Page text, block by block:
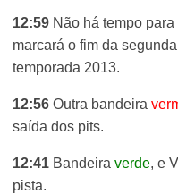
12:59 Não há tempo
marcará o fim da
temporada 2013.
12:56 Outra bandeira
saída dos pits.
12:41 Bandeiraverde, e
pista.